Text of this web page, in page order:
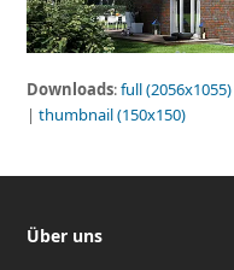
Downloads:full (2056x1055)
|thumbnail (150x150)
Über uns